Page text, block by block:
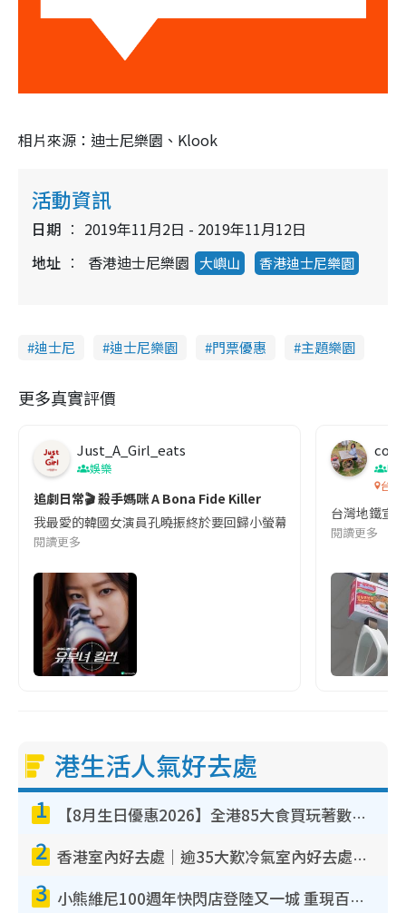
相片來源：迪士尼樂園、Klook
活動資訊
日期
2019年11月2日 - 2019年11月12日
地址
香港迪士尼樂園 大嶼山 香港迪士尼樂園
迪士尼 迪士尼樂園 門票優惠 主題樂園
更多真實評價
Just_A_Girl_eats
娛樂
追劇日常🎬 殺手媽咪 A Bona Fide Killer
我最愛的韓國女演員孔曉振終於要回歸小螢幕啦!這次的劇本改編
閱讀更多
co
吹
台灣
台灣地鐵宣
閱讀更多
港生活人氣好去處
1 【8月生日優惠2026】全港85大食買玩著數攻略 自助餐/火鍋放題同行免費＋誠品/DONKI送現金券
2 香港室內好去處｜逾35大歎冷氣室內好去處推介 室內活動免費避雨無懼落雨
3 小熊維尼100週年快閃店登陸又一城 重現百畝森林經典場景／獨家限定盲盒登場／專屬DIY香水